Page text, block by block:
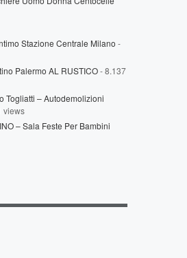
Stazione Centrale Milano -
Palermo AL RUSTICO- 8.137
Togliatti – Autodemolizioni
views
– Sala Feste Per Bambini